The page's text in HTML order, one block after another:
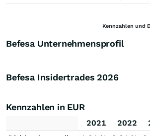
Kennzahlen und
Befesa Unternehmensprofil
Befesa Insidertrades 2026
Kennzahlen in EUR
2021 2022